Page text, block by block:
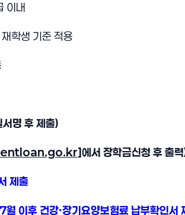
이내
학생 기준 적용
서명 후 제출)
]에서 장학금신청 후 출
제출
이후 건강ㆍ장기요양보험료 납부확인서